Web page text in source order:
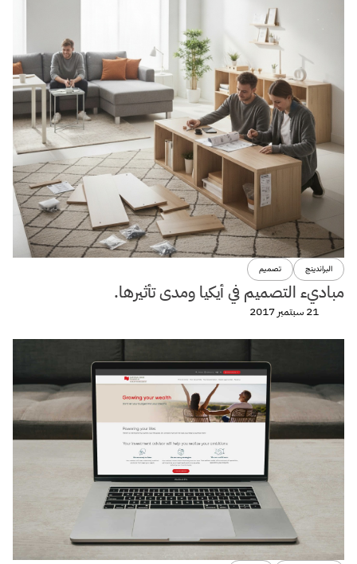
البراندينج تصميم
مباديء التصميم في أيكيا ومدى تأثيرها.
21 سبتمبر 2017